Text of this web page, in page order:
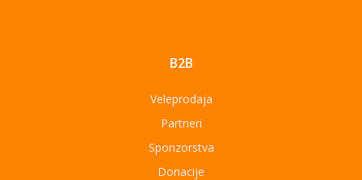
B2B
Veleprodaja
Partneri
Sponzorstva
Donacije